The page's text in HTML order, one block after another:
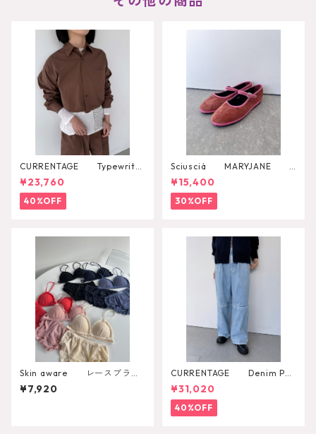
CURRENTAGE Typewriter
Shirt Blouson
¥23,760
40%OFF
Sciuscià MARYJANE
（ROOIBOS TEA）
¥15,400
30%OFF
Skin aware レースブラト
ップ
¥7,920
CURRENTAGE Denim Pan
ts
¥31,020
40%OFF